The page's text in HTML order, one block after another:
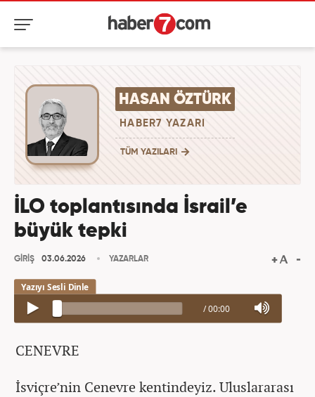
HASAN ÖZTÜRK
HABER7 YAZARI
TÜM YAZILARI
İLO toplantısında İsrail’e
büyük tepki
GİRİŞ 03.06.2026 YAZARLAR
/ 00:00
CENEVRE
İsviçre’nin Cenevre kentindeyiz. Uluslararası